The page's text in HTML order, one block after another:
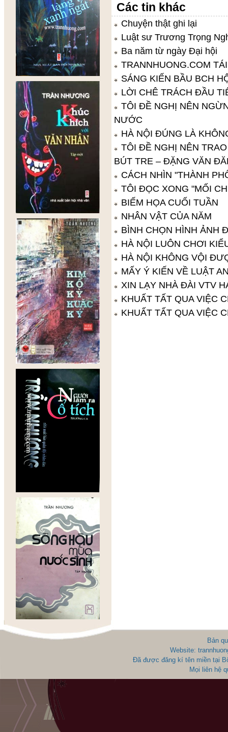
Các tin khác
Chuyện thật ghi lại
Luật sư Trương Trọng
Ba năm từ ngày Đại hội
TRANNHUONG.COM
SÁNG KIẾN BẦU BCH
LỜI CHÊ TRÁCH ĐẦU
TÔI ĐỀ NGHỊ NÊN
NƯỚC
HÀ NỘI ĐÚNG LÀ
TÔI ĐỀ NGHỊ NÊN
BÚT TRE – ĐẶNG VĂN
CÁCH NHÌN "THÀNH
TÔI ĐỌC XONG "MỐI
BIẾM HỌA CUỐI TUẦN
NHÂN VẬT CỦA NĂM
BÌNH CHỌN HÌNH ẢNH
HÀ NỘI LUÔN CHƠI
HÀ NỘI KHÔNG VỘI
MẤY Ý KIẾN VỀ LUẬT
XIN LẠY NHÀ ĐÀI VTV
KHUẤT TẤT QUA VIỆC
KHUẤT TẤT QUA VIỆC
Bản
Website:
Đã được đăng kí tên miền tại
Mọi liên hệ